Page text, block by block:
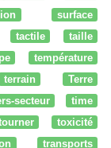
surface
tactile
taille
température
terrain
Terre
secteur
time
toxicité
transports